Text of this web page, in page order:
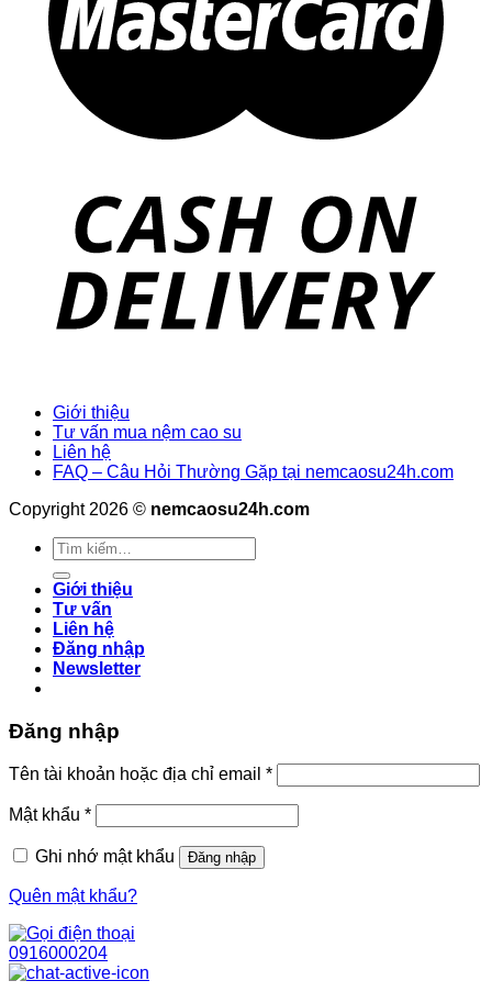
Giới thiệu
Tư vấn mua nệm cao su
Liên hệ
FAQ – Câu Hỏi Thường Gặp tại nemcaosu24h.com
Copyright 2026 © nemcaosu24h.com
Tìm
kiếm:
Giới thiệu
Tư vấn
Liên hệ
Đăng nhập
Newsletter
Đăng nhập
Tên tài khoản hoặc địa chỉ email *
Mật khẩu *
Ghi nhớ mật khẩu Đăng nhập
Quên mật khẩu?
0916000204